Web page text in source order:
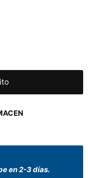
en 2-3 días.